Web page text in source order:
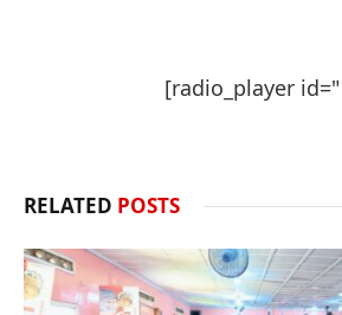
[radio_player
RELATED POSTS